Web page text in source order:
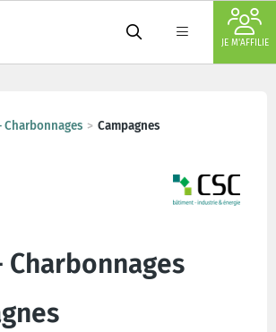
JE M'AFFILIE
Charbonnages Campagnes
Charbonnages